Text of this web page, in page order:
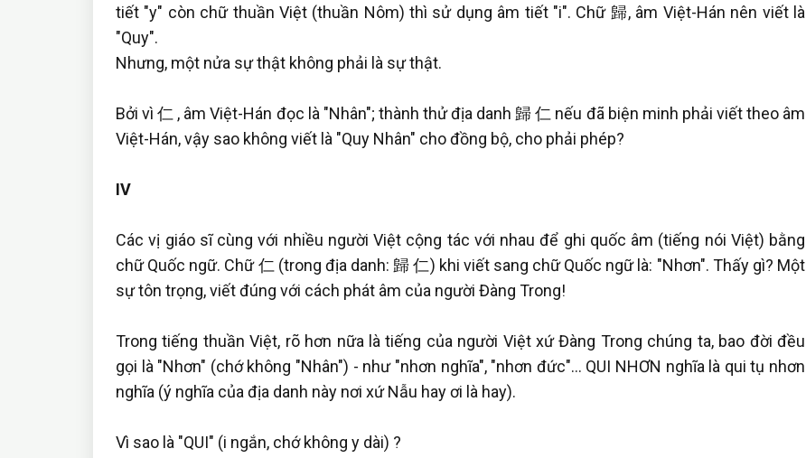
tiết "y" còn chữ thuần Việt (thuần Nôm) thì sử dụng âm tiết "i". Chữ 歸, âm Việt-Hán nên viết là
"Quy".
Nhưng, một nửa sự thật không phải là sự thật.
Bởi vì 仁 , âm Việt-Hán đọc là "Nhân"; thành thử địa danh 歸 仁 nếu đã biện minh phải viết theo âm
Việt-Hán, vậy sao không viết là "Quy Nhân" cho đồng bộ, cho phải phép?
IV
Các vị giáo sĩ cùng với nhiều người Việt cộng tác với nhau để ghi quốc âm (tiếng nói Việt) bằng
chữ Quốc ngữ. Chữ 仁 (trong địa danh: 歸 仁) khi viết sang chữ Quốc ngữ là: "Nhơn". Thấy gì? Một
sự tôn trọng, viết đúng với cách phát âm của người Đàng Trong!
Trong tiếng thuần Việt, rõ hơn nữa là tiếng của người Việt xứ Đàng Trong chúng ta, bao đời đều
gọi là "Nhơn" (chớ không "Nhân") - như "nhơn nghĩa", "nhơn đức"... QUI NHƠN nghĩa là qui tụ nhơn
nghĩa (ý nghĩa của địa danh này nơi xứ Nẫu hay ơi là hay).
Vì sao là "QUI" (i ngắn, chớ không y dài) ?